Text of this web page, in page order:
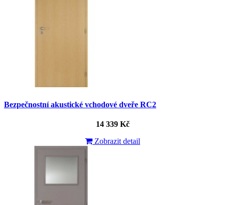
Bezpečnostní akustické vchodové dveře RC2
14 339 Kč
Zobrazit detail